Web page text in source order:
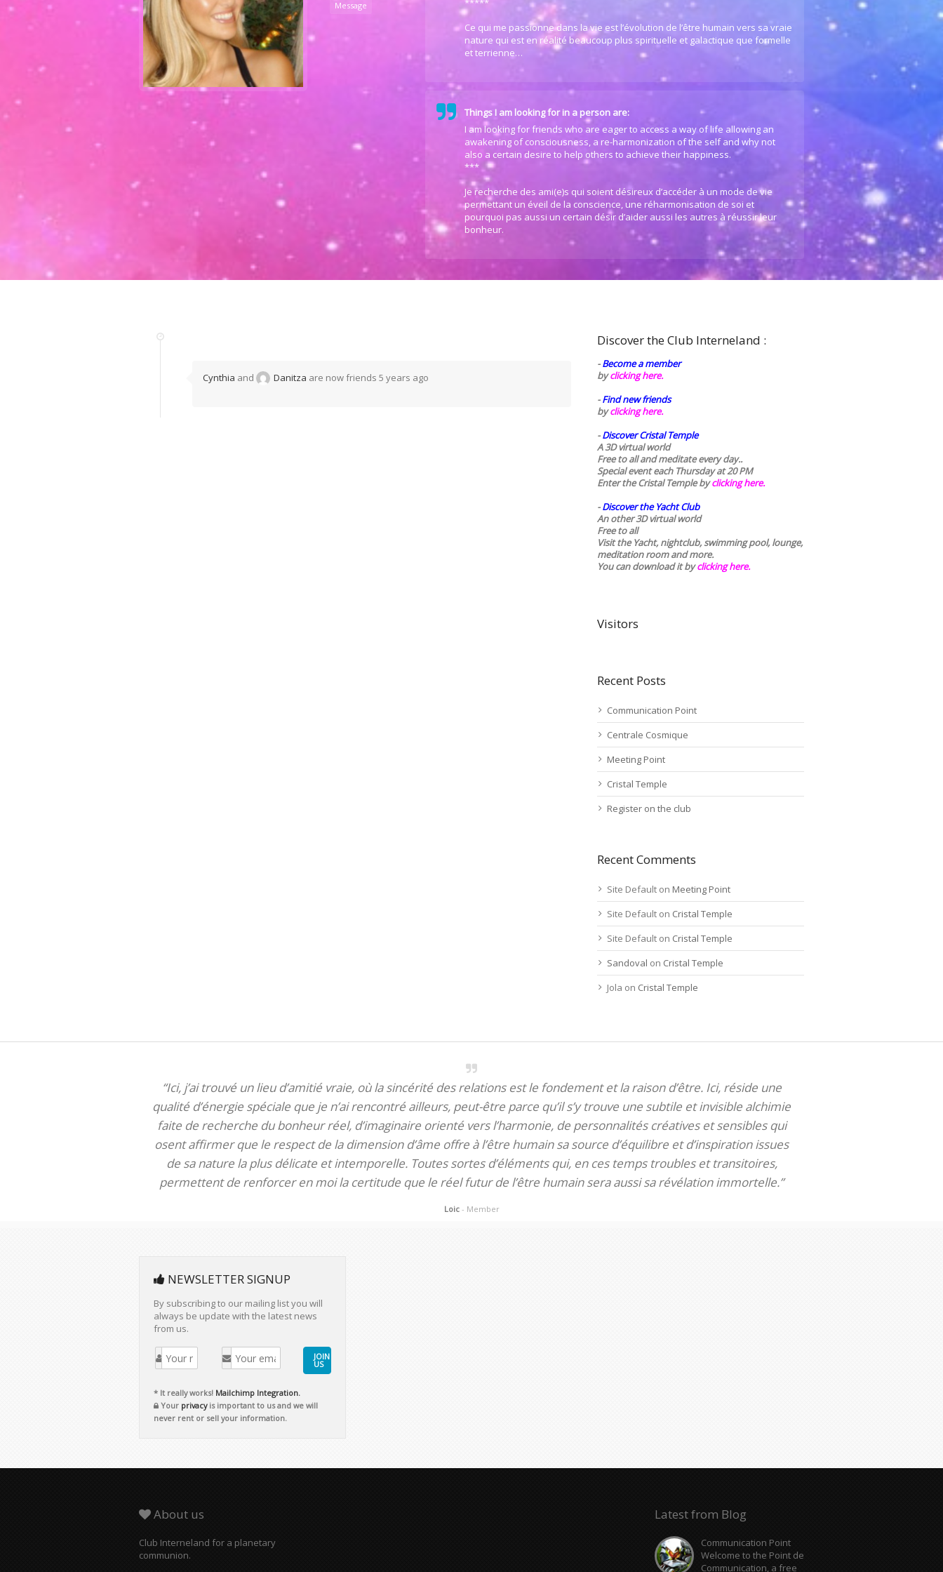
Message
*****
Ce qui me passionne dans la vie est l’évolution de l’être humain vers sa vraie
nature qui est en réalité beaucoup plus spirituelle et galactique que formelle
et terrienne…
Things I am looking for in a person are:
I am looking for friends who are eager to access a way of life allowing an
awakening of consciousness, a re-harmonization of the self and why not
also a certain desire to help others to achieve their happiness.
***
Je recherche des ami(e)s qui soient désireux d’accéder à un mode de vie
permettant un éveil de la conscience, une réharmonisation de soi et
pourquoi pas aussi un certain désir d’aider aussi les autres à réussir leur
bonheur.
Cynthia and Danitza are now friends 5 years ago
Discover the Club Interneland :
-Become a member
byclicking here.
-Find new friends
byclicking here.
-Discover Cristal Temple
A 3D virtual world
Free to all and meditate every day..
Special event each Thursday at 20 PM
Enter the Cristal Temple byclicking here.
-Discover the Yacht Club
An other 3D virtual world
Free to all
Visit the Yacht, nightclub, swimming pool, lounge,
meditation room and more.
You can download it byclicking here.
Visitors
Recent Posts
Communication Point
Centrale Cosmique
Meeting Point
Cristal Temple
Register on the club
Recent Comments
Site Default on Meeting Point
Site Default on Cristal Temple
Site Default on Cristal Temple
Sandoval on Cristal Temple
Jola on Cristal Temple
“Ici, j’ai trouvé un lieu d’amitié vraie, où la sincérité des relations est le fondement et la raison d’être. Ici, réside une
qualité d’énergie spéciale que je n’ai rencontré ailleurs, peut-être parce qu’il s’y trouve une subtile et invisible alchimie
faite de recherche du bonheur réel, d’imaginaire orienté vers l’harmonie, de personnalités créatives et sensibles qui
osent affirmer que le respect de la dimension d’âme offre à l’être humain sa source d’équilibre et d’inspiration issues
de sa nature la plus délicate et intemporelle. Toutes sortes d’éléments qui, en ces temps troubles et transitoires,
permettent de renforcer en moi la certitude que le réel futur de l’être humain sera aussi sa révélation immortelle.”
Loic - Member
NEWSLETTER SIGNUP
By subscribing to our mailing list you will
always be update with the latest news
from us.
JOIN
US
* It really works! Mailchimp Integration.
Your privacyis important to us and we will
never rent or sell your information.
About us
Club Interneland for a planetary
communion.
Latest from Blog
Communication Point
Welcome to the Point de
Communication, a free